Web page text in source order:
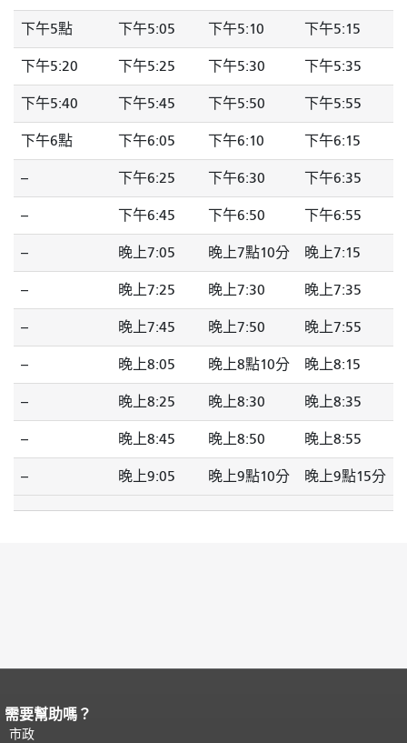
下午5點 下午5:05 下午5:10 下午5:15
下午5:20 下午5:25 下午5:30 下午5:35
下午5:40 下午5:45 下午5:50 下午5:55
下午6點 下午6:05 下午6:10 下午6:15
-- 下午6:25 下午6:30 下午6:35
-- 下午6:45 下午6:50 下午6:55
-- 晚上7:05 晚上7點10分 晚上7:15
-- 晚上7:25 晚上7:30 晚上7:35
-- 晚上7:45 晚上7:50 晚上7:55
-- 晚上8:05 晚上8點10分 晚上8:15
-- 晚上8:25 晚上8:30 晚上8:35
-- 晚上8:45 晚上8:50 晚上8:55
-- 晚上9:05 晚上9點10分 晚上9點15分
頁面內容結束。
都會重複顯示。
需要幫助嗎？
市政